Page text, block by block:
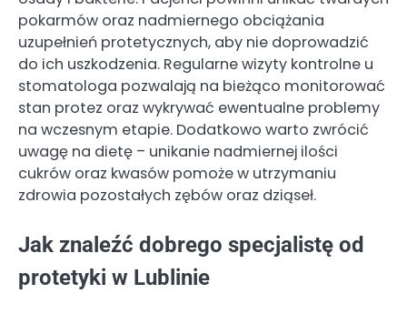
pokarmów oraz nadmiernego obciążania
uzupełnień protetycznych, aby nie doprowadzić
do ich uszkodzenia. Regularne wizyty kontrolne u
stomatologa pozwalają na bieżąco monitorować
stan protez oraz wykrywać ewentualne problemy
na wczesnym etapie. Dodatkowo warto zwrócić
uwagę na dietę – unikanie nadmiernej ilości
cukrów oraz kwasów pomoże w utrzymaniu
zdrowia pozostałych zębów oraz dziąseł.
Jak znaleźć dobrego specjalistę od
protetyki w Lublinie